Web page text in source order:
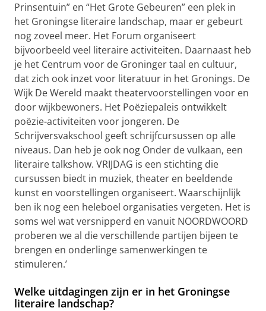
Prinsentuin” en “Het Grote Gebeuren” een plek in
het Groningse literaire landschap, maar er gebeurt
nog zoveel meer. Het Forum organiseert
bijvoorbeeld veel literaire activiteiten. Daarnaast heb
je het Centrum voor de Groninger taal en cultuur,
dat zich ook inzet voor literatuur in het Gronings. De
Wijk De Wereld maakt theatervoorstellingen voor en
door wijkbewoners. Het Poëziepaleis ontwikkelt
poëzie-activiteiten voor jongeren. De
Schrijversvakschool geeft schrijfcursussen op alle
niveaus. Dan heb je ook nog Onder de vulkaan, een
literaire talkshow. VRIJDAG is een stichting die
cursussen biedt in muziek, theater en beeldende
kunst en voorstellingen organiseert. Waarschijnlijk
ben ik nog een heleboel organisaties vergeten. Het is
soms wel wat versnipperd en vanuit NOORDWOORD
proberen we al die verschillende partijen bijeen te
brengen en onderlinge samenwerkingen te
stimuleren.’
Welke uitdagingen zijn er in het Groningse
literaire landschap?